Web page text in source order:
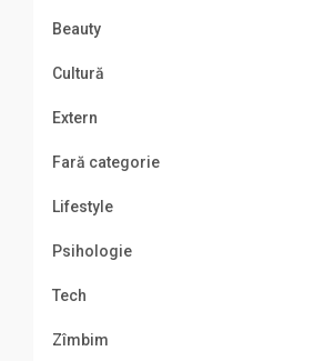
Beauty
Cultură
Extern
Fară categorie
Lifestyle
Psihologie
Tech
Zîmbim